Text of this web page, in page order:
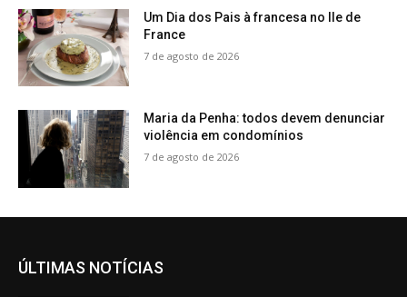
Um Dia dos Pais à francesa no Ile de
France
7 de agosto de 2026
Maria da Penha: todos devem denunciar
violência em condomínios
7 de agosto de 2026
ÚLTIMAS NOTÍCIAS